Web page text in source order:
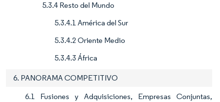
5.3.4 Resto del Mundo
5.3.4.1 América del Sur
5.3.4.2 Oriente Medio
5.3.4.3 África
6. PANORAMA COMPETITIVO
6.1 Fusiones y Adquisiciones, Empresas Conjuntas,